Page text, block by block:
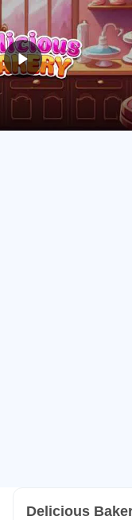
非常感谢您的评论和
您遇到任何错误或麻
----------------
厨房 / 食物和图形用
Assets Store）
Delicious